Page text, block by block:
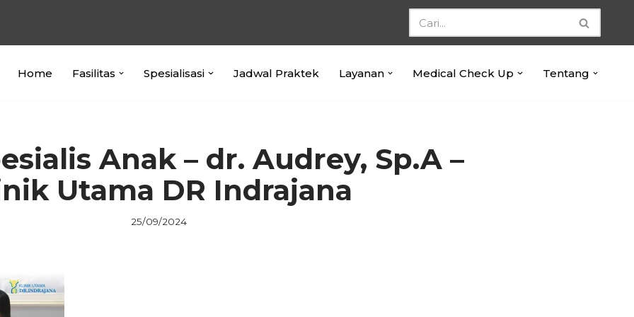
Home Fasilitas Spesialisasi Jadwal Praktek Layanan Medical Check Up Tentang
Anak – dr. Audrey, Sp.A –
Utama DR Indrajana
25/09/2024